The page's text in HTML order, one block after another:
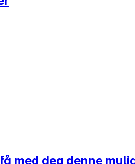
med deg denne